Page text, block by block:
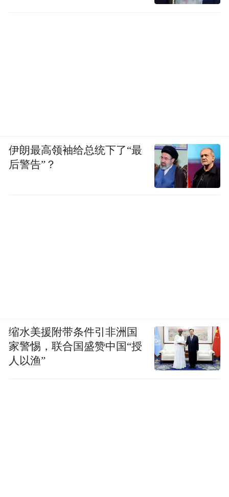
伊朗最高领袖给总统下了“最
后警告”？
缩水美援附带条件引非洲国
家警惕，联合国盛赞中国“授
人以渔”